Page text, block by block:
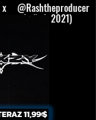
@Rashtheproducer
vŕtačiek 2021)
11,99 $